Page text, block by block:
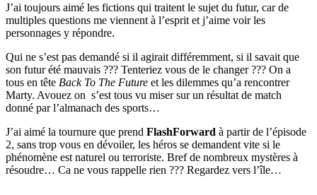
J’ai toujours aimé les fictions qui traitent le sujet du futur, car de
multiples questions me viennent à l’esprit et j’aime voir les
personnages y répondre.
Qui ne s’est pas demandé si il agirait différemment, si il savait que
son futur été mauvais ??? Tenteriez vous de le changer ??? On a
tous en tête Back To The Future et les dilemmes qu’a rencontrer
Marty. Avouez on s’est tous vu miser sur un résultat de match
donné par l’almanach des sports…
J’ai aimé la tournure que prend FlashForward à partir de l’épisode
2, sans trop vous en dévoiler, les héros se demandent vite si le
phénomène est naturel ou terroriste. Bref de nombreux mystères à
résoudre… Ca ne vous rappelle rien ??? Regardez vers l’île…